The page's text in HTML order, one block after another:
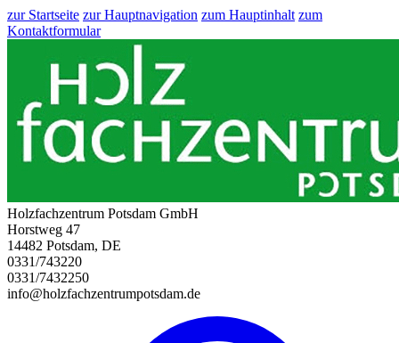
zur Startseite zur Hauptnavigation zum Hauptinhalt zum
Kontaktformular
Holzfachzentrum Potsdam GmbH
Horstweg 47
14482 Potsdam, DE
0331/743220
0331/7432250
info@holzfachzentrumpotsdam.de